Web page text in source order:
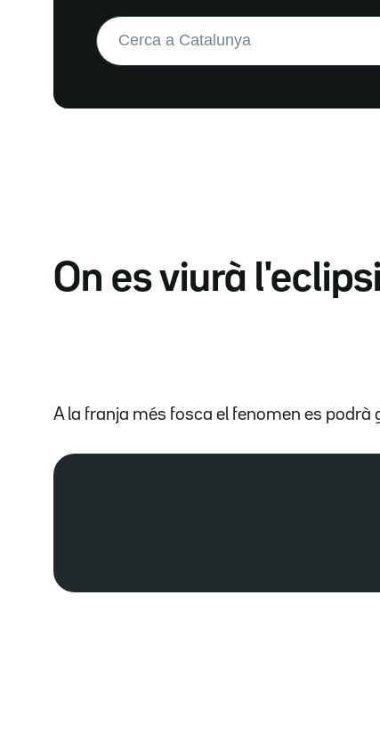
Buscar:
On es viurà l'eclipsi
A la franja més fosca el fenomen es podrà